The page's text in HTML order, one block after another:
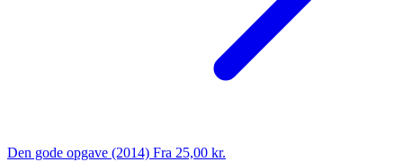
Den gode opgave (2014) Fra 25,00 kr.